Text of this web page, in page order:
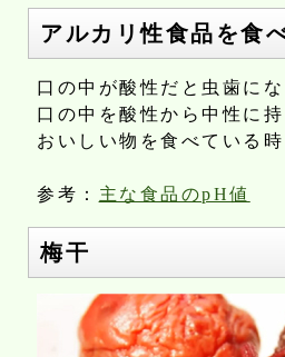
アルカリ性食品を食
口の中が酸性だと虫歯に
口の中を酸性から中性に
おいしい物を食べている
参考： 主な食品のpH値
梅干